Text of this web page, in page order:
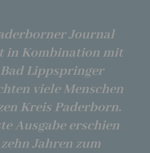
Journal
in Kombination mit
Lippspringer
viele Menschen
Kreis Paderborn.
Ausgabe erschien
Jahren zum